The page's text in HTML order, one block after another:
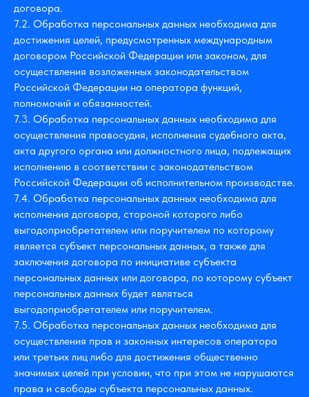
договора.
7.2. Обработка персональных данных необходима для
достижения целей, предусмотренных международным
договором Российской Федерации или законом, для
осуществления возложенных законодательством
Российской Федерации на оператора функций,
полномочий и обязанностей.
7.3. Обработка персональных данных необходима для
осуществления правосудия, исполнения судебного акта,
акта другого органа или должностного лица, подлежащих
исполнению в соответствии с законодательством
Российской Федерации об исполнительном производстве.
7.4. Обработка персональных данных необходима для
исполнения договора, стороной которого либо
выгодоприобретателем или поручителем по которому
является субъект персональных данных, а также для
заключения договора по инициативе субъекта
персональных данных или договора, по которому субъект
персональных данных будет являться
выгодоприобретателем или поручителем.
7.5. Обработка персональных данных необходима для
осуществления прав и законных интересов оператора
или третьих лиц либо для достижения общественно
значимых целей при условии, что при этом не нарушаются
права и свободы субъекта персональных данных.